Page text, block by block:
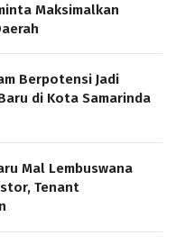
Maksimalkan
Berpotensi Jadi
di Kota Samarinda
Mal Lembuswana
Tenant